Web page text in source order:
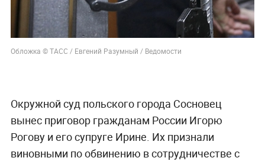
Обложка © ТАСС / Евгений Разумный / Ведомости
Окружной суд польского города Сосновец
вынес приговор гражданам России Игорю
Рогову и его супруге Ирине. Их признали
виновными по обвинению в сотрудничестве с